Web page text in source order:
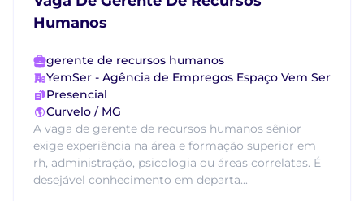
Humanos
gerente de recursos humanos
YemSer - Agência de Empregos Espaço Vem Ser
Presencial
Curvelo / MG
A vaga de gerente de recursos humanos sênior
exige experiência na área e formação superior em
rh, administração, psicologia ou áreas correlatas. É
desejável conhecimento em departa...